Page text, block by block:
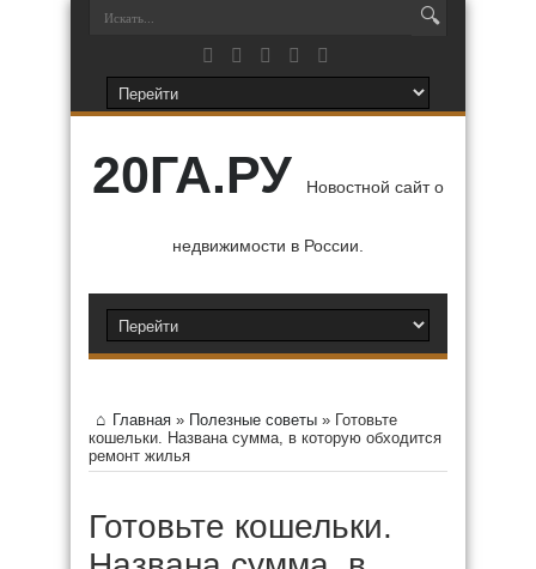
20ГА.РУ Новостной сайт о
недвижимости в России.
Главная » Полезные советы » Готовьте
кошельки. Названа сумма, в которую обходится
ремонт жилья
Готовьте кошельки.